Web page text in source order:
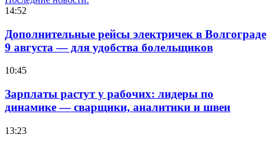
14:52
Дополнительные рейсы электричек в Волгограде
9 августа — для удобства болельщиков
10:45
Зарплаты растут у рабочих: лидеры по
динамике — сварщики, аналитики и швеи
13:23